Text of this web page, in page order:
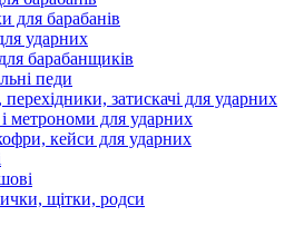
для барабанів
ударних
барабанщиків
педи
перехідники, затискачі для ударних
метрономи для ударних
кейси для ударних
щітки, родси